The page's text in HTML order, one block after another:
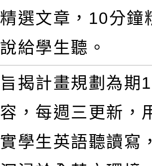
精選文章，10分鐘
說給學生聽。
旨揭計畫規劃為期
容，每週三更新，
實學生英語聽讀寫